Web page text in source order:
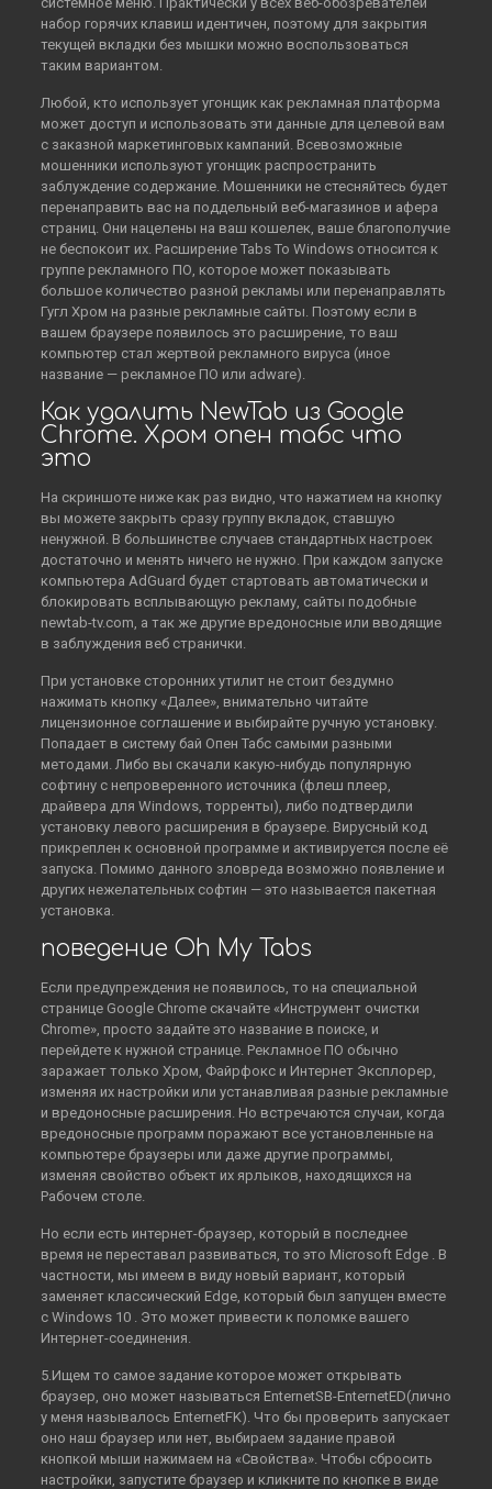
набор горячих клавиш идентичен, поэтому для закрытия
текущей вкладки без мышки можно воспользоваться
таким вариантом.
Любой, кто использует угонщик как рекламная платформа
может доступ и использовать эти данные для целевой вам
с заказной маркетинговых кампаний. Всевозможные
мошенники используют угонщик распространить
заблуждение содержание. Мошенники не стесняйтесь будет
перенаправить вас на поддельный веб-магазинов и афера
страниц. Они нацелены на ваш кошелек, ваше благополучие
не беспокоит их. Расширение Tabs To Windows относится к
группе рекламного ПО, которое может показывать
большое количество разной рекламы или перенаправлять
Гугл Хром на разные рекламные сайты. Поэтому если в
вашем браузере появилось это расширение, то ваш
компьютер стал жертвой рекламного вируса (иное
название — рекламное ПО или adware).
Как удалить NewTab из Google
Chrome. Хром опен табс что
это
На скриншоте ниже как раз видно, что нажатием на кнопку
вы можете закрыть сразу группу вкладок, ставшую
ненужной. В большинстве случаев стандартных настроек
достаточно и менять ничего не нужно. При каждом запуске
компьютера AdGuard будет стартовать автоматически и
блокировать всплывающую рекламу, сайты подобные
newtab-tv.com, а так же другие вредоносные или вводящие
в заблуждения веб странички.
При установке сторонних утилит не стоит бездумно
нажимать кнопку «Далее», внимательно читайте
лицензионное соглашение и выбирайте ручную установку.
Попадает в систему бай Опен Табс самыми разными
методами. Либо вы скачали какую-нибудь популярную
софтину с непроверенного источника (флеш плеер,
драйвера для Windows, торренты), либо подтвердили
установку левого расширения в браузере. Вирусный код
прикреплен к основной программе и активируется после её
запуска. Помимо данного зловреда возможно появление и
других нежелательных софтин — это называется пакетная
установка.
поведение Oh My Tabs
Если предупреждения не появилось, то на специальной
странице Google Chrome скачайте «Инструмент очистки
Chrome», просто задайте это название в поиске, и
перейдете к нужной странице. Рекламное ПО обычно
заражает только Хром, Файрфокс и Интернет Эксплорер,
изменяя их настройки или устанавливая разные рекламные
и вредоносные расширения. Но встречаются случаи, когда
вредоносные программ поражают все установленные на
компьютере браузеры или даже другие программы,
изменяя свойство объект их ярлыков, находящихся на
Рабочем столе.
Но если есть интернет-браузер, который в последнее
время не переставал развиваться, то это Microsoft Edge . В
частности, мы имеем в виду новый вариант, который
заменяет классический Edge, который был запущен вместе
с Windows 10 . Это может привести к поломке вашего
Интернет-соединения.
5.Ищем то самое задание которое может открывать
браузер, оно может называться EnternetSB-EnternetED(лично
у меня называлось EnternetFK). Что бы проверить запускает
оно наш браузер или нет, выбираем задание правой
кнопкой мыши нажимаем на «Свойства». Чтобы сбросить
настройки, запустите браузер и кликните по кнопке в виде